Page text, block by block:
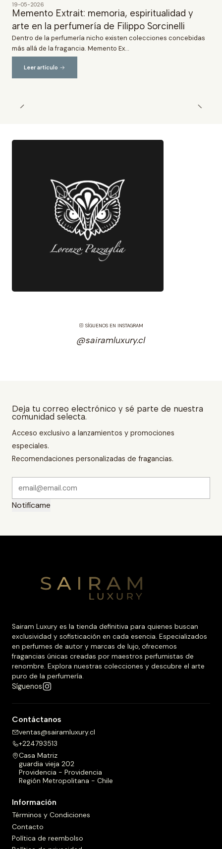
19-05-2026
Memento Extrait: memoria, espiritualidad y
arte en la perfumería de Filippo Sorcinelli
Dentro de la perfumería nicho existen colecciones concebidas
más allá de la fragancia. Memento Ex...
Leer artículo
SÍGUENOS EN INSTAGRAM
@sairamluxury.cl
Deja tu correo electrónico y sé parte de nuestra
comunidad selecta.
Acceso exclusivo a lanzamientos y promociones
especiales.
Recomendaciones personalizadas de fragancias.
Notifícame
Sairam Luxury es la tienda definitiva para quienes buscan
exclusividad y sofisticación en cada esencia. Especializados
en perfumes de autor y marcas de lujo, ofrecemos
fragancias únicas creadas por maestros perfumistas de
renombre. Explora nuestras colecciones y descubre el arte
puro de la perfumería.
Síguenos
Contáctanos
ventas@sairamluxury.cl
+224793513
Casa Matriz
guardia vieja 202
Providencia - Providencia
Región Metropolitana - Chile
Información
Términos y Condiciones
Contacto
Política de reembolso